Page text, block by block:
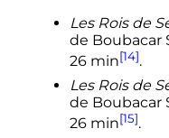
Les Rois de
de Boubacar
26 min[14].
Les Rois de
de Boubacar
26 min[15].